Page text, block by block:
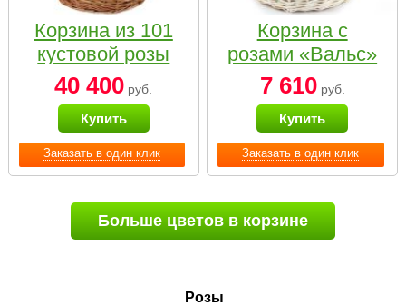
Заказать в один клик
Корзина из 101
кустовой розы
нежных тонов
40 400 руб.
Купить
Заказать в один клик
Корзина с
розами «Вальс»
7 610руб.
Купить
Больше цветов в корзине
Розы